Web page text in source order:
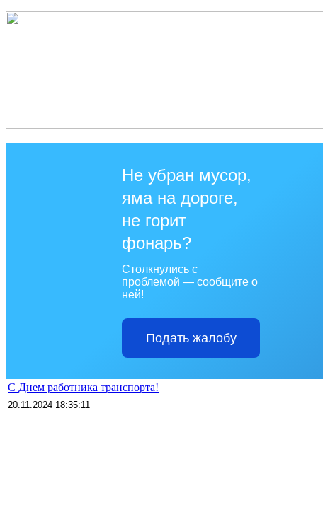
Не убран мусор,
яма на дороге,
не горит
фонарь?
Столкнулись с
проблемой — сообщите о
ней!
Подать жалобу
С Днем работника транспорта!
20.11.2024 18:35:11